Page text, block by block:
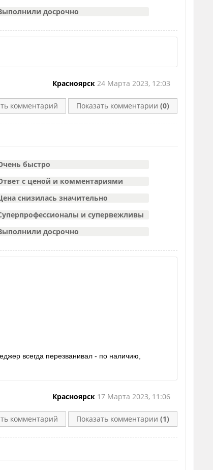
досрочно
Красноярск24 Марта 2023, 12:03
комментарий Показать комментарии (0)
быстро
с ценой и комментариями
снизилась значительно
и супервежливы
досрочно
всегда перезванивал - по наличию,
Красноярск17 Марта 2023, 11:06
комментарий Показать комментарии (1)